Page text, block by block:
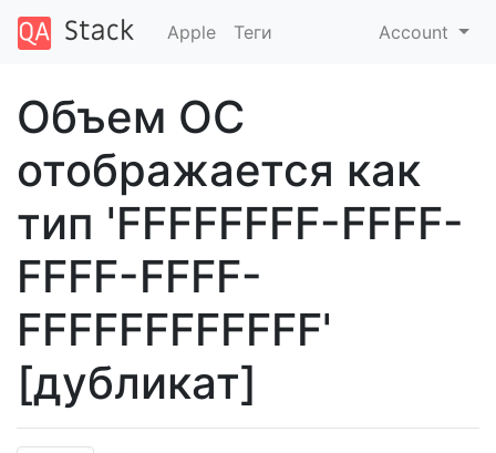
Apple Теги Account
Объем ОС
отображается как
тип 'FFFFFFFF-FFFF-
FFFF-FFFF-
FFFFFFFFFFFF'
[дубликат]